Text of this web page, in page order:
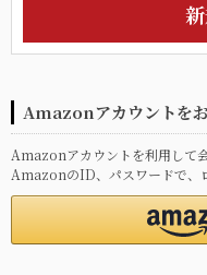
Amazonアカウントを
Amazonアカウントを利用して
AmazonのID、パスワードで、